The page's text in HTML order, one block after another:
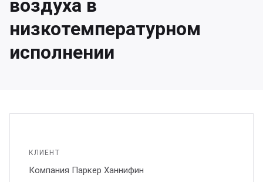
насосные станции
станции водоснабжения
воздуха в
низкотемпературном
исполнении
КЛИЕНТ
Компания Паркер Ханнифин